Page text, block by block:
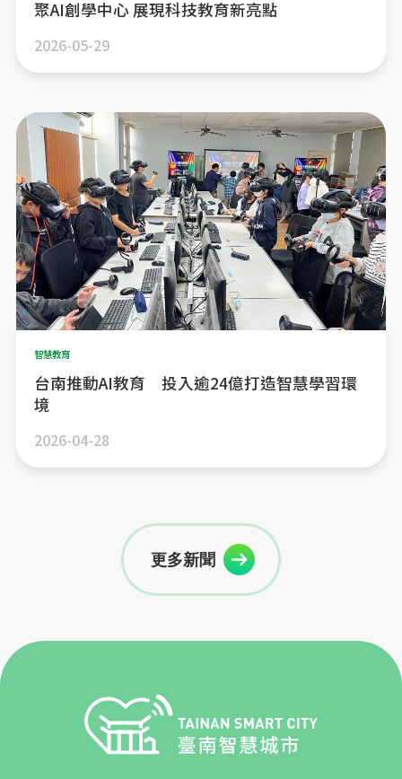
聚AI創學中心 展現科技教育新亮點
2026-05-29
台南推動AI教育 投入逾24億打造智慧學習環
境
智慧教育
2026-04-28
更多新聞